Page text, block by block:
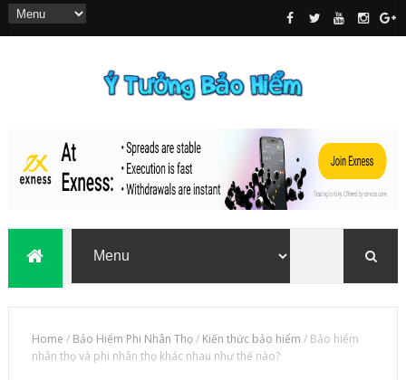
Home / Bảo Hiểm Phi Nhân Thọ/ Kiến thức bảo hiểm / Bảo hiểm
nhân thọ và phi nhân thọ khác nhau như thế nào?